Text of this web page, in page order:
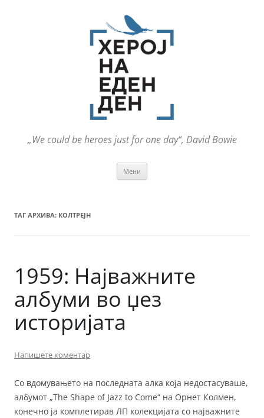
„We could be heroes just for one day“, David Bowie
Мени
ТАГ АРХИВА: КОЛТРЕЈН
1959: Најважните
албуми во џез
историјата
Напишете коментар
Со вдомувањето на последната алка која недостасуваше,
албумот „The Shape of Jazz to Come“ на Орнет Колмен,
конечно ја комплетирав ЛП колекцијата со најважните